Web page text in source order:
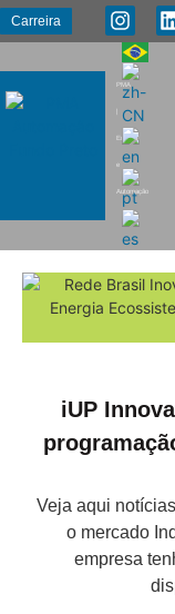
Carreira
PMA
Energia
e
Automação
iUP
Veja aqui
o mercado
empresa